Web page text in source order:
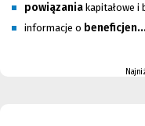
powiązania kapitałowe i
informacje o beneficjen...